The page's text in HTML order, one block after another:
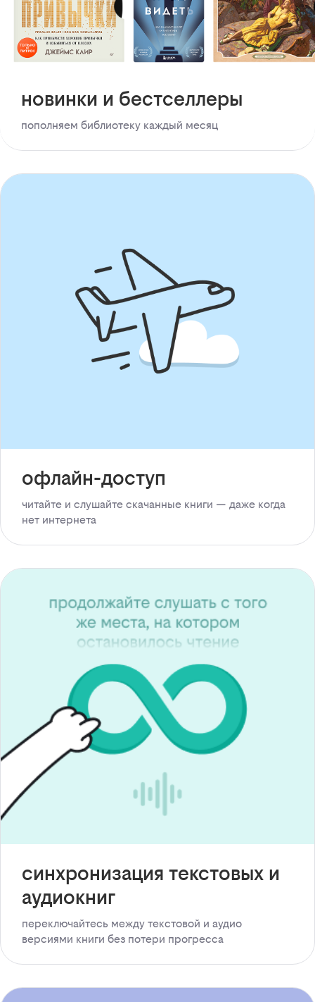
новинки и бестселлеры
пополняем библиотеку каждый месяц
офлайн-доступ
читайте и слушайте скачанные книги — даже когда
нет интернета
синхронизация текстовых и
аудиокниг
переключайтесь между текстовой и аудио
версиями книги без потери прогресса